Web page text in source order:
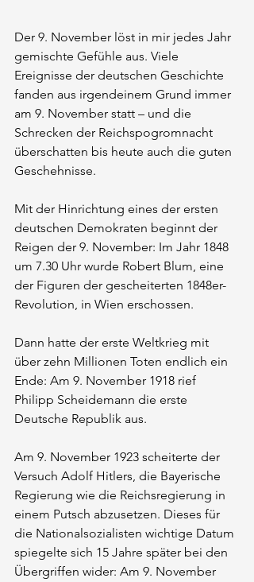
Der 9. November löst in mir jedes Jahr
gemischte Gefühle aus. Viele
Ereignisse der deutschen Geschichte
fanden aus irgendeinem Grund immer
am 9. November statt – und die
Schrecken der Reichspogromnacht
überschatten bis heute auch die guten
Geschehnisse.
Mit der Hinrichtung eines der ersten
deutschen Demokraten beginnt der
Reigen der 9. November: Im Jahr 1848
um 7.30 Uhr wurde Robert Blum, eine
der Figuren der gescheiterten 1848er-
Revolution, in Wien erschossen.
Dann hatte der erste Weltkrieg mit
über zehn Millionen Toten endlich ein
Ende: Am 9. November 1918 rief
Philipp Scheidemann die erste
Deutsche Republik aus.
Am 9. November 1923 scheiterte der
Versuch Adolf Hitlers, die Bayerische
Regierung wie die Reichsregierung in
einem Putsch abzusetzen. Dieses für
die Nationalsozialisten wichtige Datum
spiegelte sich 15 Jahre später bei den
Übergriffen wider: Am 9. November